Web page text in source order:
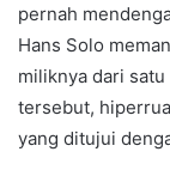
pernah
Hans Solo
miliknya dari
tersebut,
yang ditujui